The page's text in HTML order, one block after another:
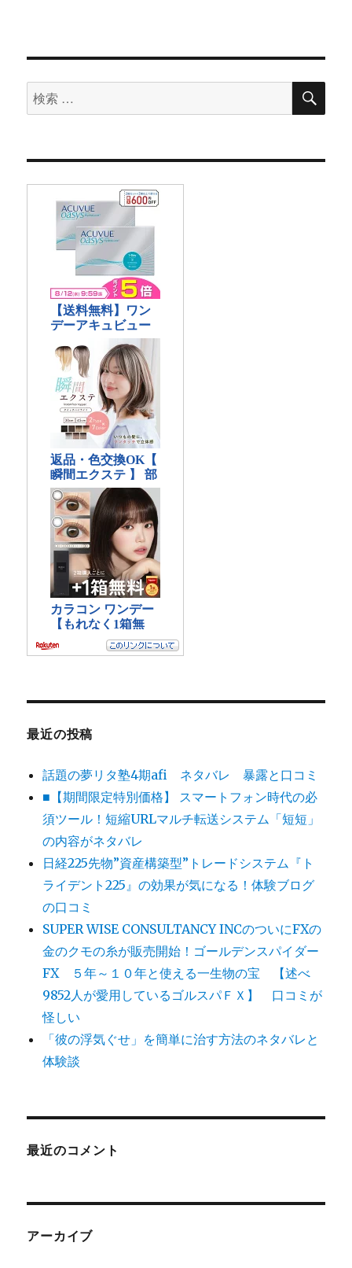
検
索
象:
検
最近の投稿
話題の夢リタ塾4期afi ネタバレ 暴露と口コミ
■【期間限定特別価格】 スマートフォン時代の必
須ツール！短縮URLマルチ転送システム「短短」
の内容がネタバレ
日経225先物”資産構築型”トレードシステム『ト
ライデント225』の効果が気になる！体験ブログ
の口コミ
SUPER WISE CONSULTANCY INCのついにFXの
金のクモの糸が販売開始！ゴールデンスパイダー
FX ５年～１０年と使える一生物の宝 【述べ
9852人が愛用しているゴルスパＦＸ】 口コミが
怪しい
「彼の浮気ぐせ」を簡単に治す方法のネタバレと
体験談
最近のコメント
アーカイブ